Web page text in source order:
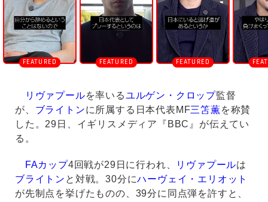
リヴァプールを率いるユルゲン・クロップ監督
が、 ブライトンに所属する日本代表MF三笘薫を称賛
した。29日、イギリスメディア『BBC』が伝えてい
る。
FAカップ4回戦が29日に行われ、 リヴァプールは
ブライトン と対戦。30分にハーヴェイ・エリオット
が先制点を挙げたものの、39分に同点弾を許すと、